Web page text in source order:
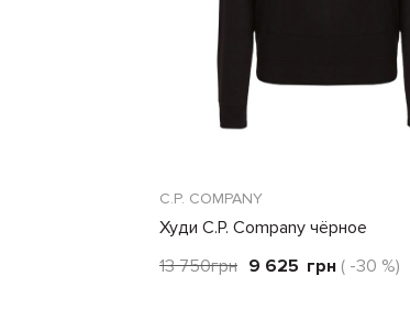
C.P. COMPANY
Худи C.P. Company чёрное
13 750грн 9 625 грн ( -30 %)